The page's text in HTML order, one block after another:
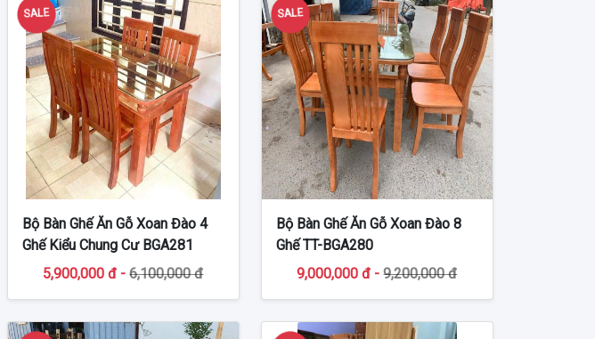
SALE
Bộ Bàn Ghế Ăn Gỗ Xoan Đào 4
Ghế Kiểu Chung Cư BGA281
5,900,000 đ -6,100,000 đ
SALE
Bộ Bàn Ghế Ăn Gỗ Xoan Đào 8
Ghế TT-BGA280
9,000,000 đ -9,200,000 đ